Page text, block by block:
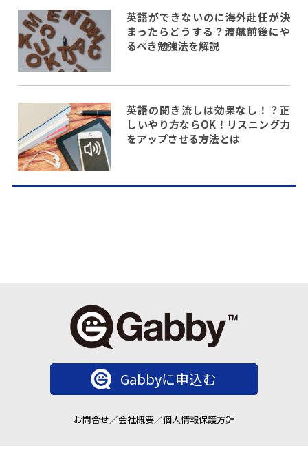
英語ができないのに海外赴任が決
まったらどうする？渡航前後にや
るべき勉強法を解説
英語の聞き流しは効果なし！？正
しいやり方ならOK！リスニング力
をアップさせる方法とは
Gabbyに申込む
お問合せ／会社概要／個人情報保護方針